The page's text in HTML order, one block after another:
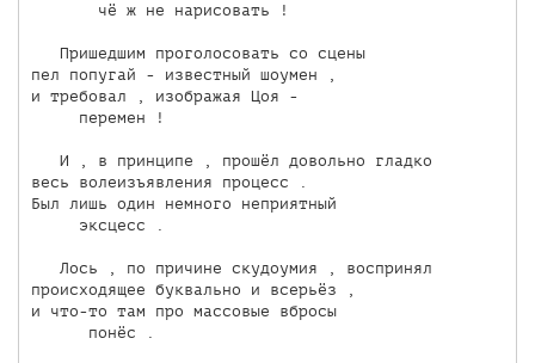
       чё ж не нарисовать !
   Пришедшим проголосовать со сцены
пел попугай - известный шоумен ,
и требовал , изображая Цоя -
     перемен !
   И , в принципе , прошёл довольно гладко
весь волеизъявления процесс .
Был лишь один немного неприятный
     эксцесс .
   Лось , по причине скудоумия , воспринял
происходящее буквально и всерьёз ,
и что-то там про массовые вбросы
      понёс .